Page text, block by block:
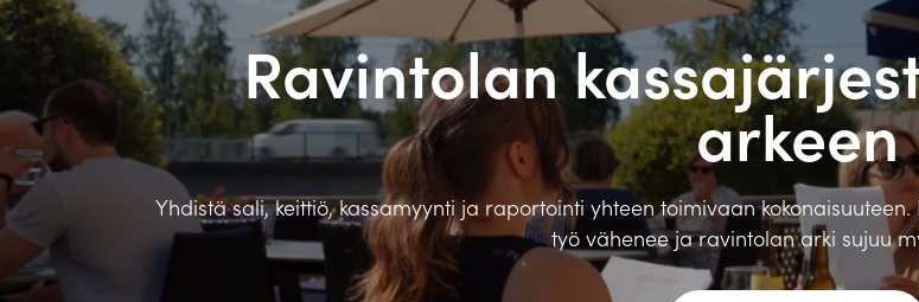
Prime
Quick3
Cash-In
Ceepos
Ravintolan
arkeen
Yhdistä sali, keittiö, kassamyynti ja raportointi yhteen toimivaan
työ vähenee ja ravintolan arki sujuu